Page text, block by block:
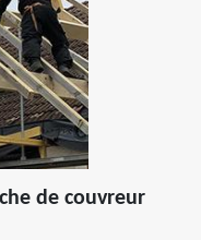
de couvreur